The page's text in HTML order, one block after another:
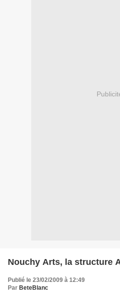
Nouchy Arts, la structure
Publié le 23/02/2009 à 12:49
Par BeteBlanc